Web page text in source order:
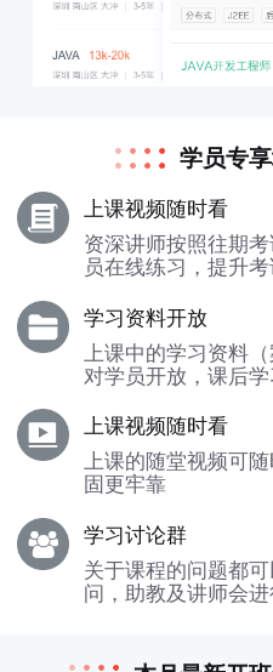
学员专
上课视频随时看
资深讲师按照往期
员在线练习，提升考
学习资料开放
上课中的学习资料
对学员开放，课后
上课视频随时看
上课的随堂视频可
固更牢靠
学习讨论群
关于课程的问题都
问，助教及讲师会